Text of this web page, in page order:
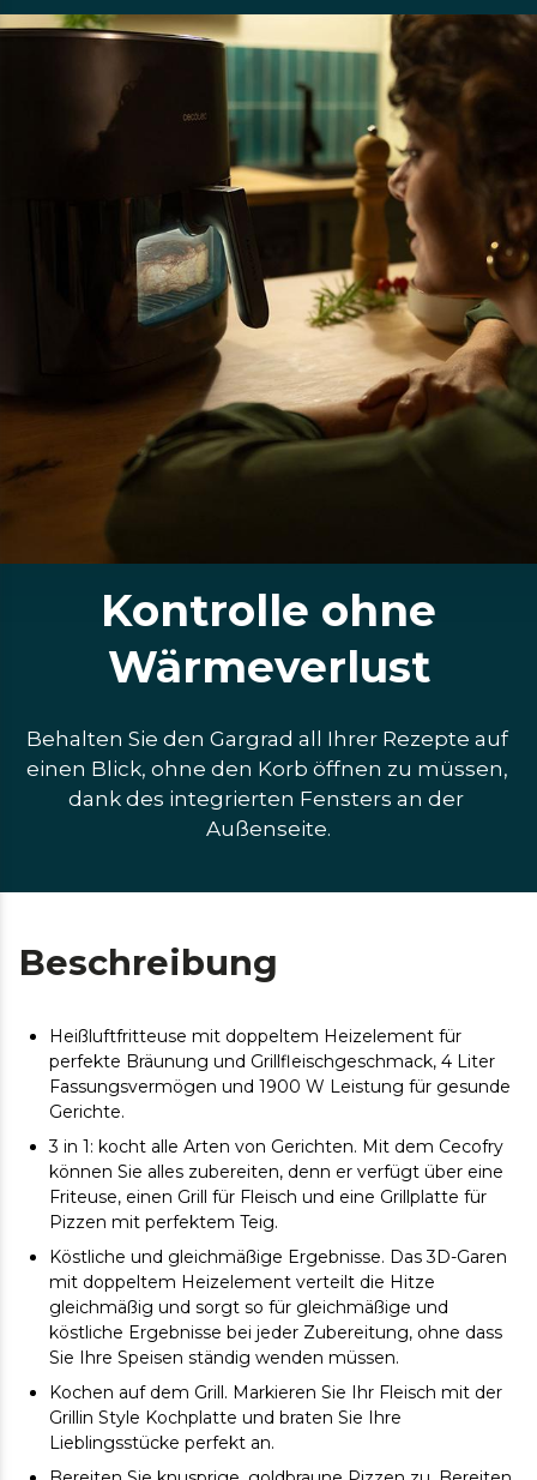
Kontrolle ohne
Wärmeverlust
Behalten Sie den Gargrad all Ihrer Rezepte auf
einen Blick, ohne den Korb öffnen zu müssen,
dank des integrierten Fensters an der
Außenseite.
Beschreibung
Heißluftfritteuse mit doppeltem Heizelement für
perfekte Bräunung und Grillfleischgeschmack, 4 Liter
Fassungsvermögen und 1900 W Leistung für gesunde
Gerichte.
3 in 1: kocht alle Arten von Gerichten. Mit dem Cecofry
können Sie alles zubereiten, denn er verfügt über eine
Friteuse, einen Grill für Fleisch und eine Grillplatte für
Pizzen mit perfektem Teig.
Köstliche und gleichmäßige Ergebnisse. Das 3D-Garen
mit doppeltem Heizelement verteilt die Hitze
gleichmäßig und sorgt so für gleichmäßige und
köstliche Ergebnisse bei jeder Zubereitung, ohne dass
Sie Ihre Speisen ständig wenden müssen.
Kochen auf dem Grill. Markieren Sie Ihr Fleisch mit der
Grillin Style Kochplatte und braten Sie Ihre
Lieblingsstücke perfekt an.